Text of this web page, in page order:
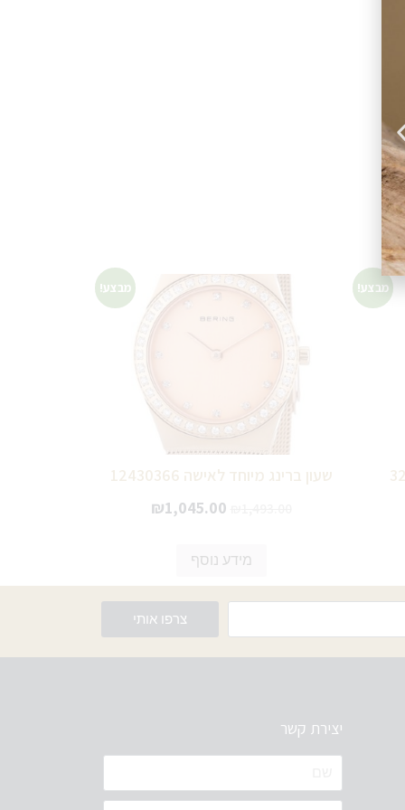
מבצע! מבצע!
שעון ברינג מיוחד לאישה 12430366
₪1,045.00
מידע נוסף
צרפו אותי
יצירת קשר